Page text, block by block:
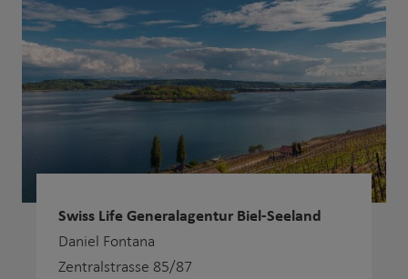
Swiss Life Generalagentur Biel-Seeland
Daniel Fontana
Zentralstrasse 85/87